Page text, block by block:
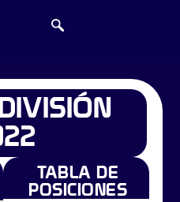
TABLA DE
POSICIONES